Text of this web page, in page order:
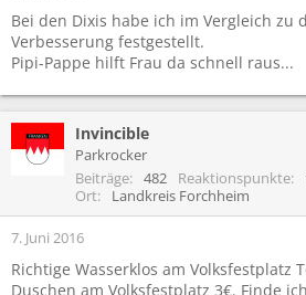
n
:
Bei den Dixis habe ich im Vergleich zu
Verbesserung festgestellt.
Pipi-Pappe hilft Frau da schnell raus...
Invincible
Parkrocker
Beiträge
482 Reaktionspunkte
Ort
Landkreis Forchheim
7. Juni 2016
Richtige Wasserklos am Volksfestplatz
Duschen am Volksfestplatz 3€. Finde